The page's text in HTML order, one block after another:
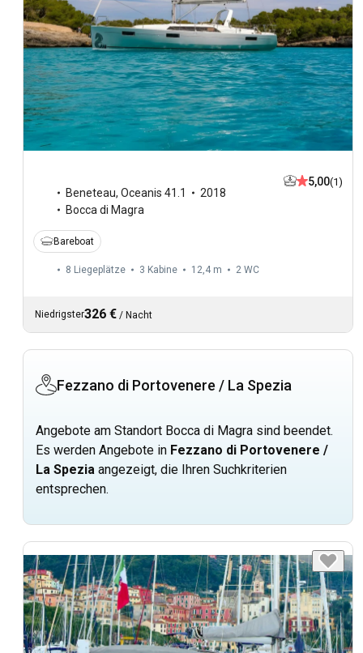
Beneteau, Oceanis 41.1
2018
Bocca di Magra
5,00(1)
Bareboat
8 Liegeplätze 3 Kabine 12,4 m 2 WC
Niedrigster326 € / Nacht
Fezzano di Portovenere / La Spezia
Angebote am Standort Bocca di Magra sind beendet.
Es werden Angebote in Fezzano di Portovenere /
La Spezia angezeigt, die Ihren Suchkriterien
entsprechen.